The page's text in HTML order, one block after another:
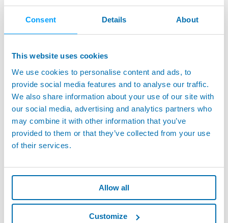
Consent Details About
This website uses cookies
We use cookies to personalise content and ads, to
provide social media features and to analyse our traffic.
We also share information about your use of our site with
our social media, advertising and analytics partners who
may combine it with other information that you’ve
provided to them or that they’ve collected from your use
of their services.
Allow all
Customize
わずか2秒で100箇所の静的測定を実行します。
す。分かりやすい測定結果の表示、ワーク状態の詳細確認、グラ
フィック設定の変更などが可能です。システムは極めて使いやす
く、Optoflashを使用した新しい測定の設定もこれ以上ないくらい
簡単です。
精密で正確な測定
Optoflashは、厳しい基準を求められる生産現場でも高精度な測定
を保証します。
Optoflashはオールインワンのソリューションです。複雑な配線や
追加部品の準備も必要ありません。大変な設置工事も不要で、電
源を入れるだけですぐに使用できるのもOptoflashの魅力のひとつ